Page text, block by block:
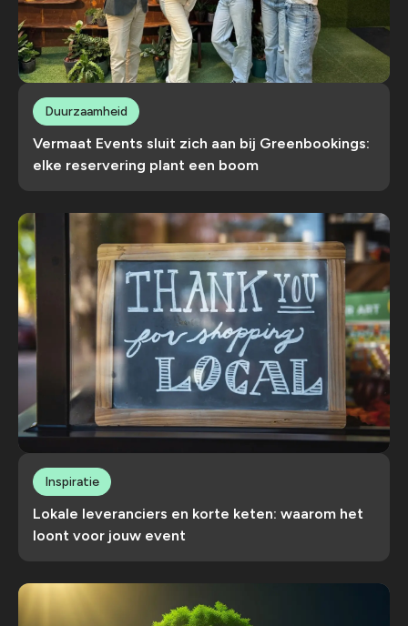
Vermaat Events sluit zich aan bij Greenbookings:
elke reservering plant een boom
Duurzaamheid
Lokale leveranciers en korte keten: waarom het
loont voor jouw event
Inspiratie